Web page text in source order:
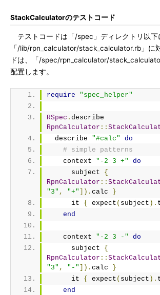
StackCalculatorのテストコード
テストコードは「/spec」ディレクトリ以下
「/lib/rpn_calculator/stack_calculator.rb」に
ドは、「/spec/rpn_calculator/
配置します。
require "spec_helper"
RSpec .
RpnCalculator ::
  describe
"#calc"
do
# simple patterns
    context
"-2 3 +"
do
      subject
{
RpnCalculator ::
"3" , "+" ]). calc
}
      it
{ expect ( subject ).
end
    context
"-2 3 -"
do
      subject
{
RpnCalculator ::
"3" , "-" ]). calc
}
      it
{ expect ( subject ).
end